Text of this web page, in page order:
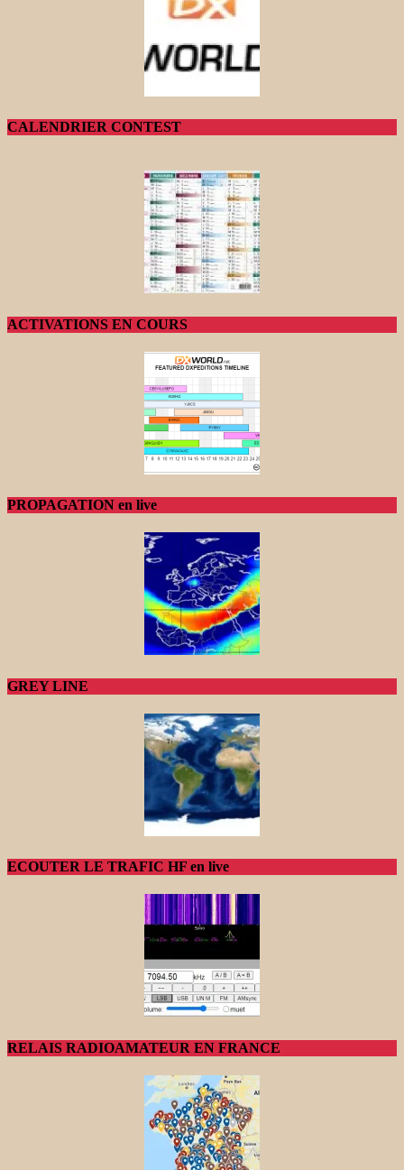
CALENDRIER CONTEST
ACTIVATIONS EN COURS
PROPAGATION en live
GREY LINE
ECOUTER LE TRAFIC HF en live
RELAIS RADIOAMATEUR EN FRANCE